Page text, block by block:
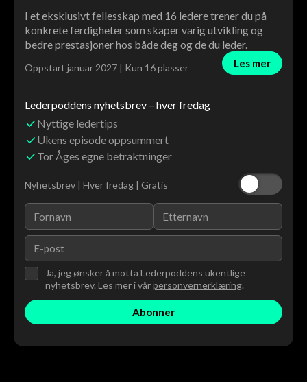
Lederpoddens nyhetsbrev – hver fredag
Nyttige ledertips
Ukens episode oppsummert
Tor Åges egne betraktninger
Nyhetsbrev | Hver fredag | Gratis
Ja, jeg ønsker å motta Lederpoddens ukentlige
nyhetsbrev. Les mer i vårpersonvernerklæring.
I et eksklusivt fellesskap med 16 ledere trener du på
konkrete ferdigheter som skaper varig utvikling og
bedre prestasjoner hos både deg og de du leder.
Oppstart januar 2027 | Kun 16 plasser Les mer